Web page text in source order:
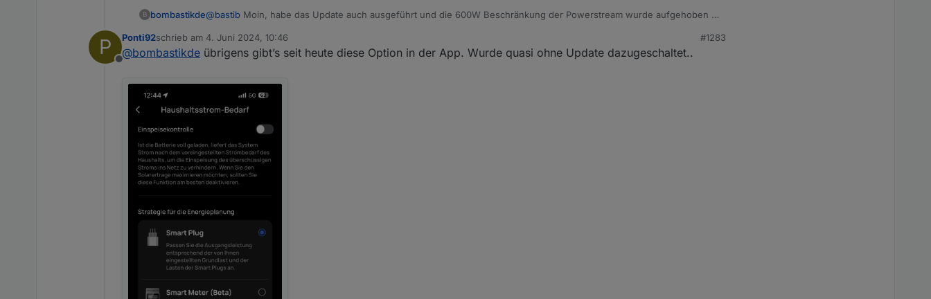
B bombastikde@bastib Moin, habe das Update auch ausgeführt und die 600W Beschränkung der Powerstream wurde aufgehoben -
P
Offline
Ponti92schrieb am 4. Juni 2024, 10:46
zuletzt editiert von
#1283
@bombastikde übrigens gibt’s seit heute diese Option in der App. Wurde quasi ohne Update dazugeschaltet..